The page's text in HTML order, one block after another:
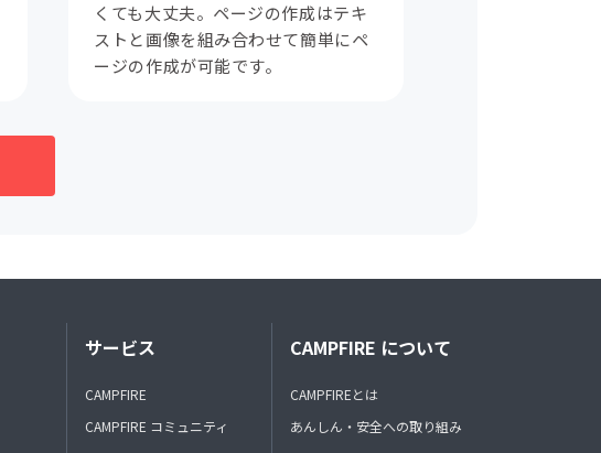
くても大丈夫。ページの作成はテキ
ストと画像を組み合わせて簡単にペ
ージの作成が可能です。
サービス
CAMPFIRE
CAMPFIRE コミュニティ
CAMPFIRE について
CAMPFIREとは
あんしん・安全への取り組み